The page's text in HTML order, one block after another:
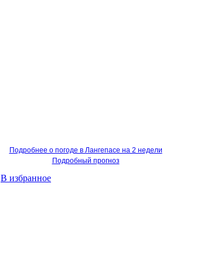
Подробнее о погоде в Лангепасе на 2 недели
Подробный прогноз
В избранное